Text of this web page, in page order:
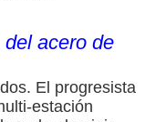
acero de
El progresista
estación